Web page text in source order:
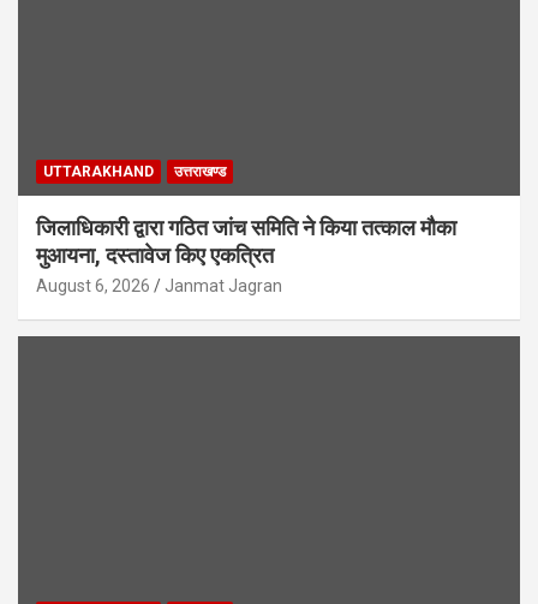
UTTARAKHAND उत्तराखण्ड
जिलाधिकारी द्वारा गठित जांच समिति ने किया तत्काल मौका
मुआयना, दस्तावेज किए एकत्रित
August 6, 2026 Janmat Jagran